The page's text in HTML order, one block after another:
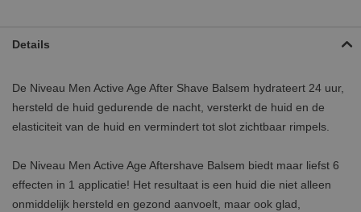
Details
De Niveau Men Active Age After Shave Balsem hydrateert 24 uur,
hersteld de huid gedurende de nacht, versterkt de huid en de
elasticiteit van de huid en vermindert tot slot zichtbaar rimpels.
De Niveau Men Active Age Aftershave Balsem biedt maar liefst 6
effecten in 1 applicatie! Het resultaat is een huid die niet alleen
onmiddelijk hersteld en gezond aanvoelt, maar ook glad,